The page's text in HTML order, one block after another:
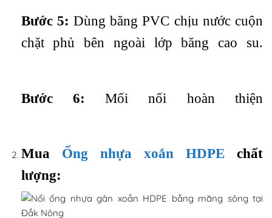
Bước 5: Dùng băng PVC chịu nước cuộn
chặt phủ bên ngoài lớp băng cao su.
Bước 6: Mối nối hoàn thiện
Mua Ống nhựa xoắn HDPEchất
lượng: